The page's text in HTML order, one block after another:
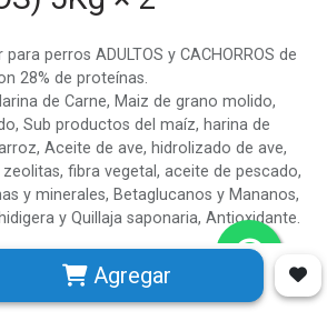
perros ADULTOS y CACHORROS de
28% de proteínas.
de Carne, Maiz de grano molido,
Sub productos del maíz, harina de
Aceite de ave, hidrolizado de ave,
fibra vegetal, aceite de pescado,
y minerales, Betaglucanos y Mananos,
y Quillaja saponaria, Antioxidante.
Agregar